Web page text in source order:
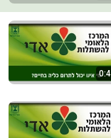
9 Popular